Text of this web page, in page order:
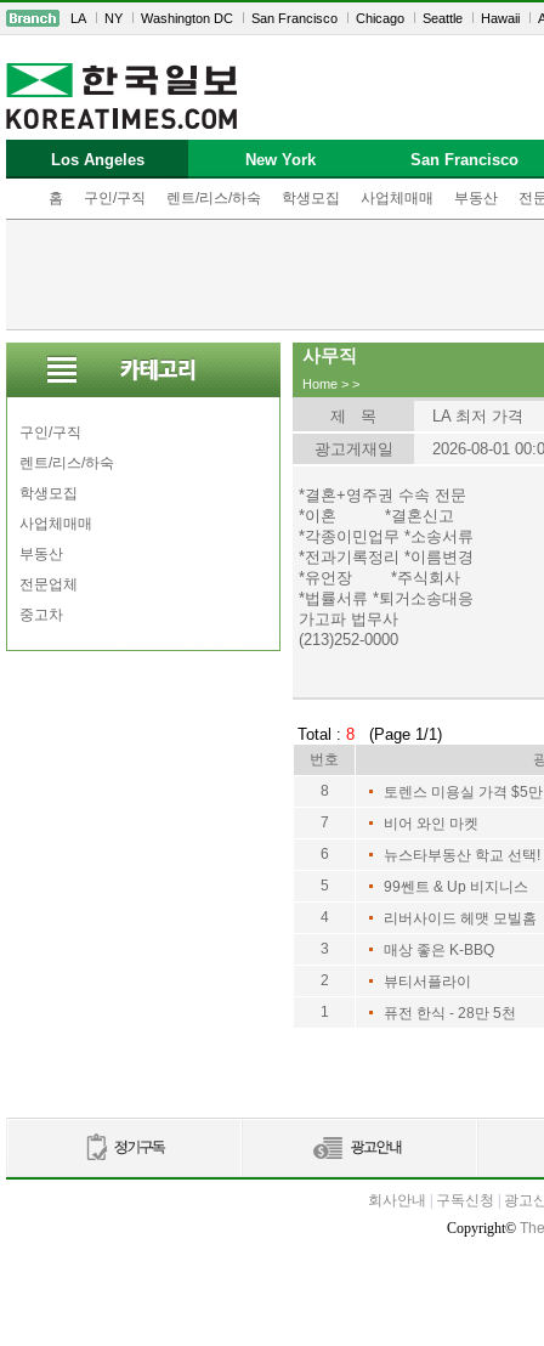
LA NY Washington DC San Francisco Chicago Seattle Hawaii
Los Angeles
홈 구인/구직 렌트/리스/하숙 학생모집 사업체매매 부동산 전
New York San Francisco
구인/구직
렌트/리스/하숙
학생모집
사업체매매
부동산
전문업체
중고차
사무직
Home > >
제 목
LA 최저 가격
광고게재일
2026-08-01
*결혼+영주권 수속 전문
*이혼 *결혼신고
*각종이민업무 *소송서류
*전과기록정리 *이름변경
*유언장 *주식회사
*법률서류 *퇴거소송대응
가고파 법무사
(213)252-0000
Total : 8 (Page 1/1)
번호
8
토렌스 미용실 가격 $5만
7
비어 와인 마켓
6
뉴스타부동산 학교 선택!
5
99쎈트 & Up 비지니스
4
리버사이드 헤맷 모빌홈
3
매상 좋은 K-BBQ
2
뷰티서플라이
1
퓨전 한식 - 28만 5천
회사안내 구독신청
광고
Copyright©